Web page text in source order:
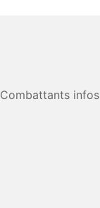
Combattants infos